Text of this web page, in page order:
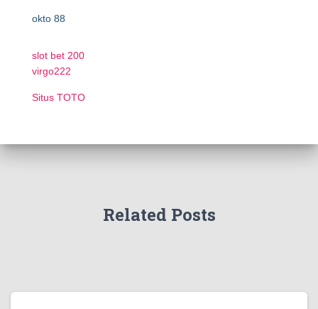
okto 88
slot bet 200
virgo222
Situs TOTO
Related Posts